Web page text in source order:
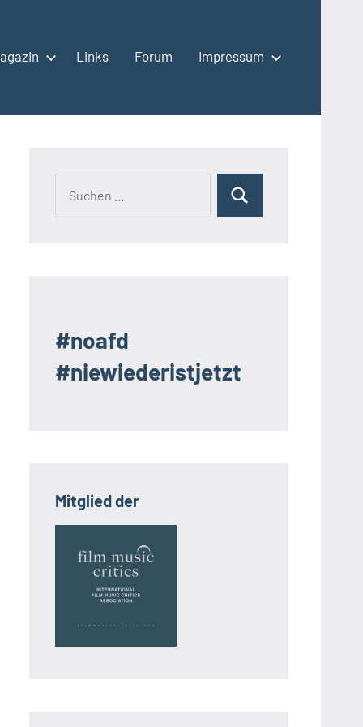
Links Forum Impressum
Suchen
#noafd
#niewiederistjetzt
Mitglied der